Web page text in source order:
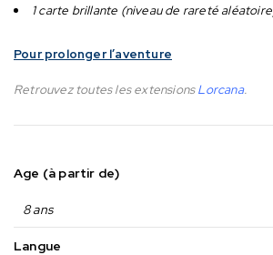
1 carte brillante (niveau de rareté
Pour prolonger l’aventure
Retrouvez toutes les extensionsLorcana.
Age (à partir de)
8 ans
Langue